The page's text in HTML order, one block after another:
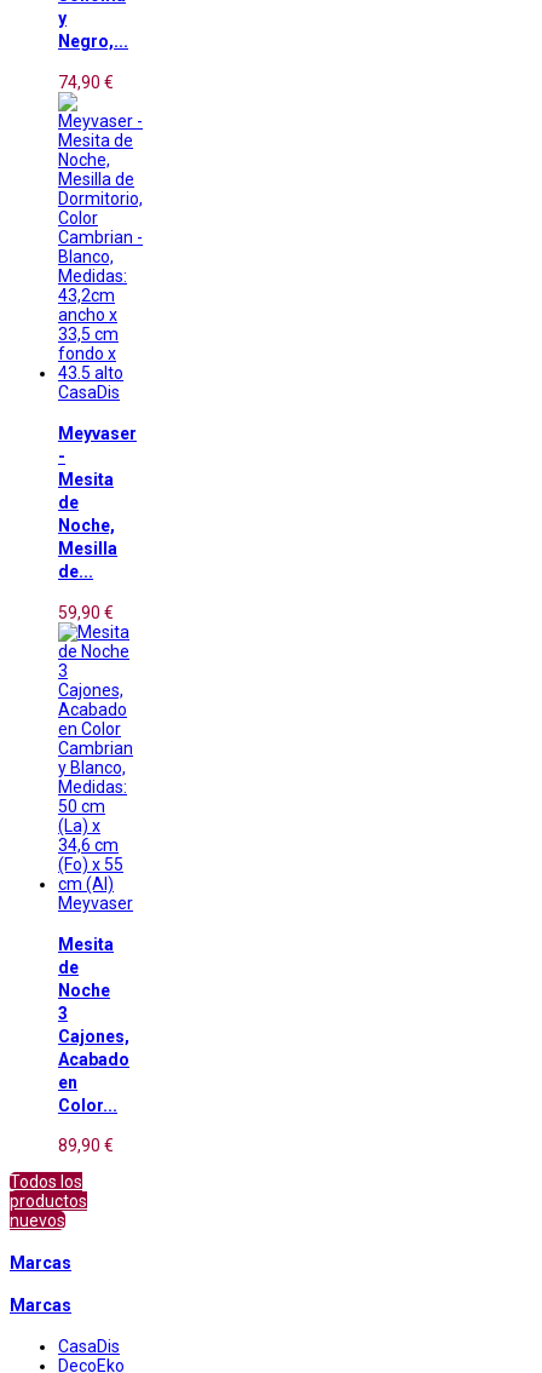
y
Negro,...
74,90 €
CasaDis
Meyvaser
-
Mesita
de
Noche,
Mesilla
de...
59,90 €
Meyvaser
Mesita
de
Noche
3
Cajones,
Acabado
en
Color...
89,90 €
Todos los
productos
nuevos
Marcas
Marcas
CasaDis
DecoEko